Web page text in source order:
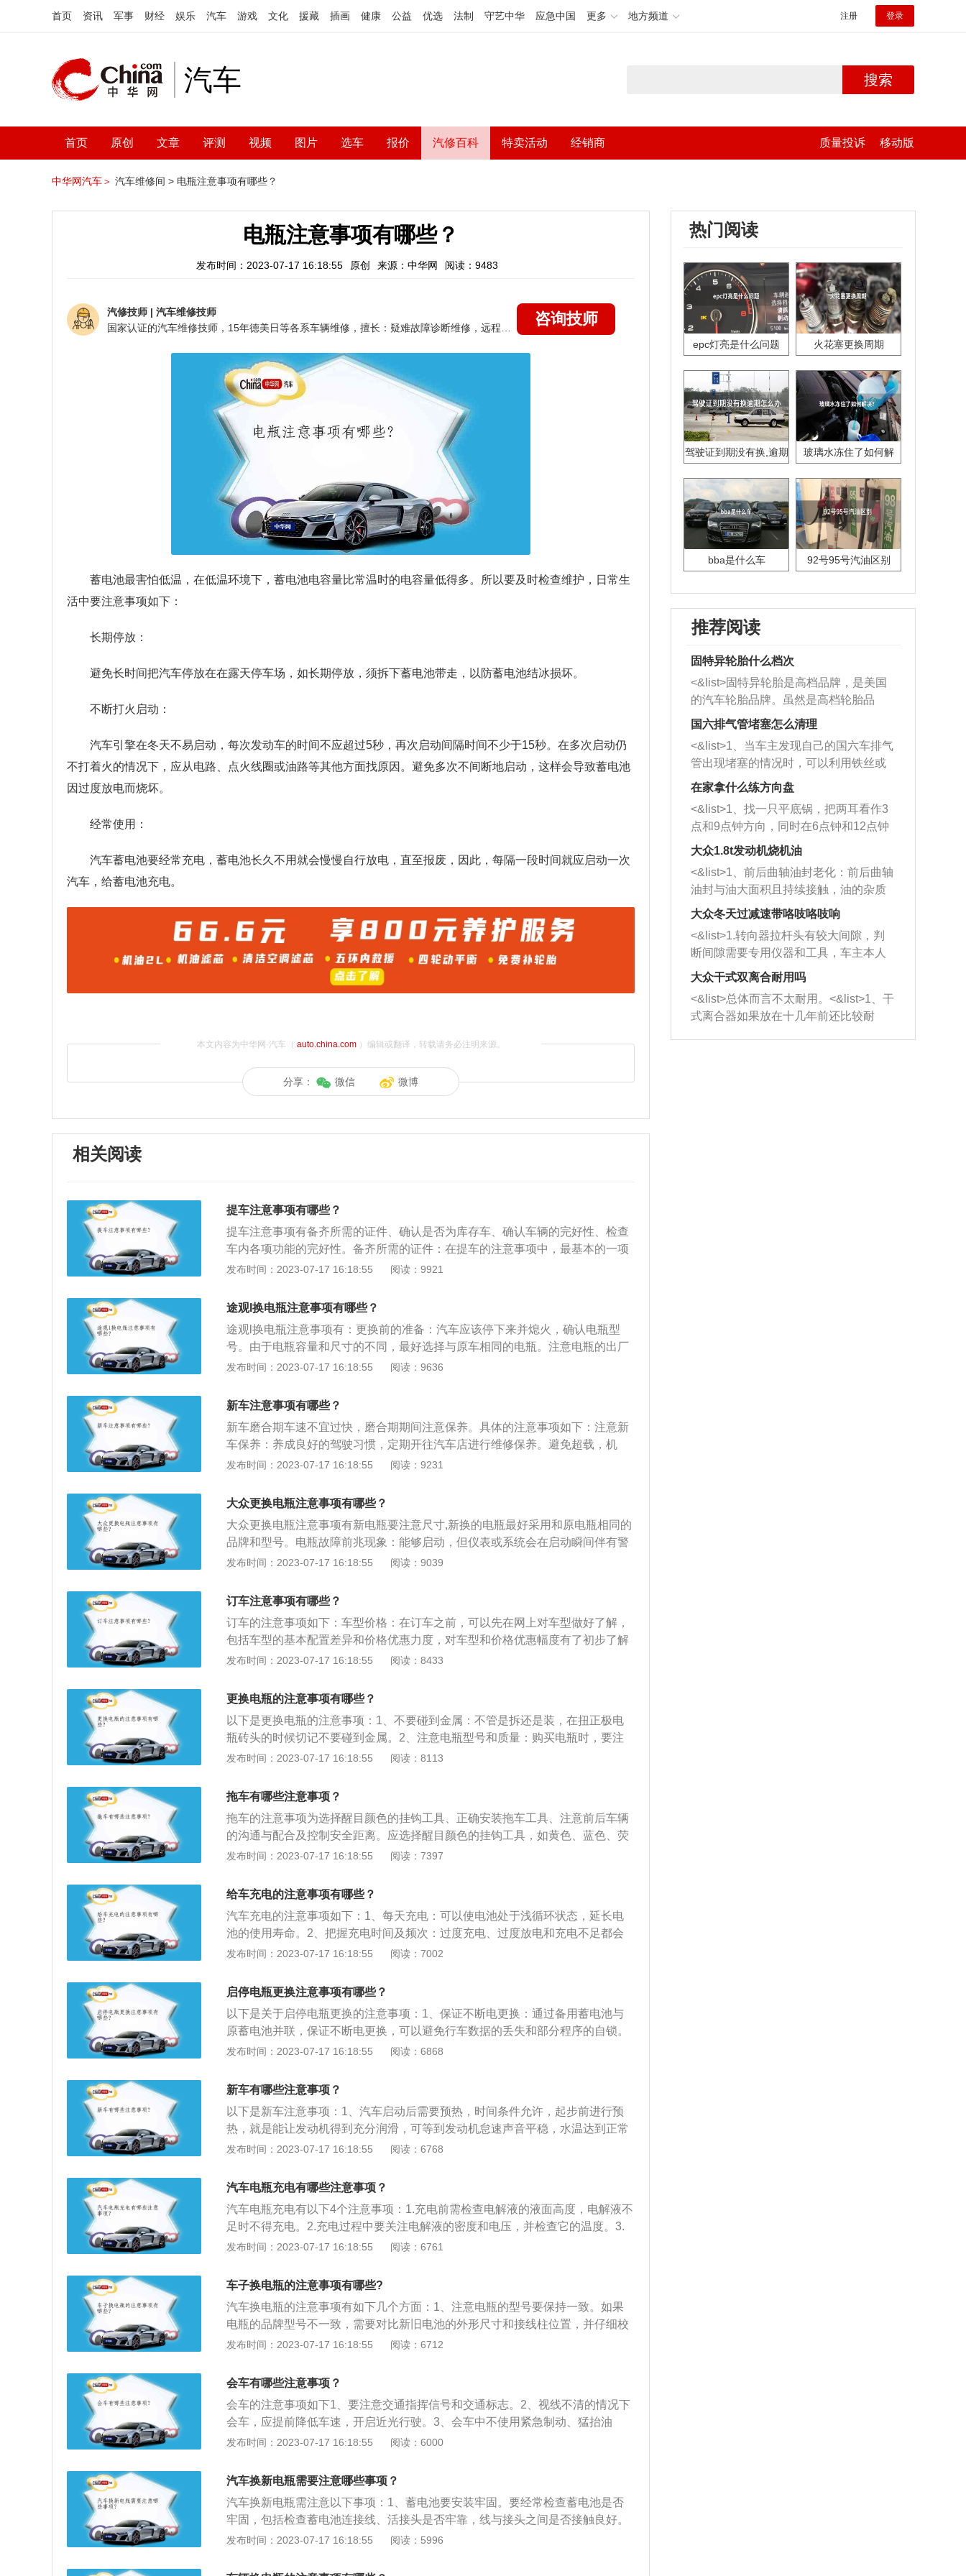
首页 资讯 军事 财经 娱乐 汽车 游戏 文化 援藏 插画 健康 公益 优选 法制 守艺中华 应急中国 更多 地方频道 注册 登录
汽车 搜索
首页 原创 文章 评测 视频 图片 选车 报价 汽修百科 特卖活动 经销商 质量投诉 移动版
中华网汽车＞ 汽车维修间 > 电瓶注意事项有哪些？
电瓶注意事项有哪些？
发布时间：2023-07-17 16:18:55 原创 来源：中华网 阅读：9483
汽修技师 | 汽车维修技师
咨询技师
蓄电池最害怕低温，在低温环境下，蓄电池电容量比常温时的电容量低得多。所以要及时检查维护，日常生
活中要注意事项如下：
长期停放：
避免长时间把汽车停放在在露天停车场，如长期停放，须拆下蓄电池带走，以防蓄电池结冰损坏。
不断打火启动：
汽车引擎在冬天不易启动，每次发动车的时间不应超过5秒，再次启动间隔时间不少于15秒。在多次启动仍
不打着火的情况下，应从电路、点火线圈或油路等其他方面找原因。避免多次不间断地启动，这样会导致蓄电池
因过度放电而烧坏。
经常使用：
汽车蓄电池要经常充电，蓄电池长久不用就会慢慢自行放电，直至报废，因此，每隔一段时间就应启动一次
汽车，给蓄电池充电。
本文内容为中华网·汽车（ auto.china.com）编辑或翻译，转载请务必注明来源。
分享： 微信 微博
相关阅读
提车注意事项有哪些？
提车注意事项有备齐所需的证件、确认是否为库存车、确认车辆的完好性、检查
车内各项功能的完好性。备齐所需的证件：在提车的注意事项中，最基本的一项
就是保持证件资料的完整。这当中最主要的就是车辆合格证、三包服务卡和车辆
备齐这些证件。确认是否为库存车：对于马上要提新车，车辆当然是越新越好，
也就是离生产日期越近越好，有这么一个概念，从生产日期到提车的那个点超过
三个月，那就属于库存车。虽然并不是那么绝对，但是也可以参考一下。确认车
辆的完好性：可以从检查发动机来确认，如果发动机在之前较长期的被使用，那
么机油或者是油液都会损耗较大。并且发动机的一些地方还会有灰尘，或者是污
方法。检查车内各项功能的完好性：在有条件的情况下，可以试车。如果条件不
足，也一定要检查车内各项功能，例如中控、车灯以及空调系统等，排除小部分
零件损坏的可能性，避免将来需要维修。
发布时间：2023-07-17 16:18:55 阅读：9921
途观l换电瓶注意事项有哪些？
途观l换电瓶注意事项有：更换前的准备：汽车应该停下来并熄火，确认电瓶型
号。由于电瓶容量和尺寸的不同，最好选择与原车相同的电瓶。注意电瓶的出厂
日期：购买电瓶后，需要仔细检查电瓶的出厂日期。一般来说，电瓶可以使用近
解时需要先负极后正极，安装时先正极后负极。在拆除电瓶正、负极时，正、负
极搭铁线不要碰到铁的部位。
发布时间：2023-07-17 16:18:55 阅读：9636
新车注意事项有哪些？
新车磨合期车速不宜过快，磨合期期间注意保养。具体的注意事项如下：注意新
车保养：养成良好的驾驶习惯，定期开往汽车店进行维修保养。避免超载，机
油，滤清器要定期更换，轮胎定期保养。检查机油及冷却液：新车磨合期间应经
一定公里数后(在磨合期内或结束后)要及时到服务站进行车辆的检查、保养，更
换机油、机滤等，并全面检查底盘系统。
发布时间：2023-07-17 16:18:55 阅读：9231
大众更换电瓶注意事项有哪些？
大众更换电瓶注意事项有新电瓶要注意尺寸,新换的电瓶最好采用和原电瓶相同的
品牌和型号。电瓶故障前兆现象：能够启动，但仪表或系统会在启动瞬间伴有警
示音。电压不足表现现象：一种是遥控开门、仪表、收音机等；低电流用电设备
无法启动。原因是电瓶电压过低导致模块的无法正常运行，系统无法解锁导。彻
底没电表现现象：遥控无法开门，无任何反应。
发布时间：2023-07-17 16:18:55 阅读：9039
订车注意事项有哪些？
订车的注意事项如下：车型价格：在订车之前，可以先在网上对车型做好了解，
包括车型的基本配置差异和价格优惠力度，对车型和价格优惠幅度有了初步了解
之后，再到4S店和销售顾问进行谈判，建议货比三家。车辆信息：在订车之前，
识号码同时写明，避免到时候提车出现变数。订车合同：签订合同前，需要先把
价格和赠送的东西谈好，写合同要注意订单类型。另外还有保险和购置税的代办
费用也要约定备注清楚，包括订金和提车时间也要备注好，违约责任也要明确，
预防以后发生纠纷。
发布时间：2023-07-17 16:18:55 阅读：8433
更换电瓶的注意事项有哪些？
以下是更换电瓶的注意事项：1、不要碰到金属：不管是拆还是装，在扭正极电
瓶砖头的时候切记不要碰到金属。2、注意电瓶型号和质量：购买电瓶时，要注
意应该和原车电瓶型号一致，这样才能正常的使用。同时建议使用大品牌的电
来说，近3个月的电瓶都可以使用，出厂时间超过半年的电瓶，就会影响使用寿
命。4、不断电更换：更换时，要不断电更换，这样能避免内的一些电子设备重
置。5、更换完成后：对于新电瓶来说，刚装上后应该跑半小时，这样电瓶能充
上电，保证电量充足；同时要试一试车内的各个电子设备是否正常，比如升降玻
璃、音箱设备等。
发布时间：2023-07-17 16:18:55 阅读：8113
拖车有哪些注意事项？
拖车的注意事项为选择醒目颜色的挂钩工具、正确安装拖车工具、注意前后车辆
的沟通与配合及控制安全距离。应选择醒目颜色的挂钩工具，如黄色、蓝色、荧
光绿色、荧光红色等。将彩色条挂在拖车工具上，晚上拖曳时尽量使用拖缆或带
钩位置。如果故障车是左钩，那么拖车也应该选择左钩，以确保在道路上直行，
并且在安装拖车钩时请务必事后检查以确保拖车钩安装牢固，以防止拖车钩在使
用过程中突然弹出并伤人。注意前后车辆的沟通与配合。拖车前的驾驶员之间应
建立合理的行驶路线，以避免复杂的路况和拥挤的路段。控制安全距离。为了防
止在使用拖缆拖车时发生追尾事故，必须掌握车辆的距离和速度，通常拖车绳的
绳保持张紧状态，拖车的速度控制在20km/h以下。
发布时间：2023-07-17 16:18:55 阅读：7397
给车充电的注意事项有哪些？
汽车充电的注意事项如下：1、每天充电：可以使电池处于浅循环状态，延长电
池的使用寿命。2、把握充电时间及频次：过度充电、过度放电和充电不足都会
缩短电瓶寿命，应把握充电的时间和频次，避免电池受损。3、避免充电时插头
除氧化物或更换接插件。4、避免颠簸，保持通风：务必要遵循说明书上关于保
护充电器的说明，尽量保护好充电器，防止发生振动的颠簸。充电的时候要保持
充电器的通风，否则不但影响充电器的寿命，还会影响充电状态，对电池形成损
伤。5、定期放电：电池定期进行一次深放电有利于"活化"电池，提升电池的容
量。
发布时间：2023-07-17 16:18:55 阅读：7002
启停电瓶更换注意事项有哪些？
以下是关于启停电瓶更换的注意事项：1、保证不断电更换：通过备用蓄电池与
原蓄电池并联，保证不断电更换，可以避免行车数据的丢失和部分程序的自锁。
2、通过解码设备：需要更换AGM电池时，一定要通过解码设备进行“记录电池更
业匹配/解码设备，对电池管理系统的车辆进行电池注册，清除故障码。
发布时间：2023-07-17 16:18:55 阅读：6868
新车有哪些注意事项？
以下是新车注意事项：1、汽车启动后需要预热，时间条件允许，起步前进行预
热，就是能让发动机得到充分润滑，可等到发动机怠速声音平稳，水温达到正常
才行驶。2、避免负荷过重，新车初期最好不要负载过重，不要超过最高载荷的8
位，应该合理使用档位，让各个档位接受磨合。4、不要时常使用紧急制动，发
动机出现负荷，制动系统工作会受影响。
发布时间：2023-07-17 16:18:55 阅读：6768
汽车电瓶充电有哪些注意事项？
汽车电瓶充电有以下4个注意事项：1.充电前需检查电解液的液面高度，电解液不
足时不得充电。2.充电过程中要关注电解液的密度和电压，并检查它的温度。3.
充电室内要通风良好，且严禁烟火。4.在无人看守的情况下禁止充电。判断充电
2.测量单个电池电压值大小，如果电压3秒内不波动，达到2.7V，表明充电完毕。
3.测量电解液的相对密度，如密度3h内不再波动，达到最大值，表示充电完毕。
发布时间：2023-07-17 16:18:55 阅读：6761
车子换电瓶的注意事项有哪些?
汽车换电瓶的注意事项有如下几个方面：1、注意电瓶的型号要保持一致。如果
电瓶的品牌型号不一致，需要对比新旧电池的外形尺寸和接线柱位置，并仔细校
对电瓶容量和冷起动电流参数等，避免汽车冷起动困难。2、条件允许的情况下
生“虚电”的情况，这种情况下需要对电瓶进行充电。3、电池安装完成后需查看车
内其他电子设备的状况，比如升降玻璃、汽车音响等，保证汽车之后能够正常工
作。
发布时间：2023-07-17 16:18:55 阅读：6712
会车有哪些注意事项？
会车的注意事项如下1、要注意交通指挥信号和交通标志。2、视线不清的情况下
会车，应提前降低车速，开启近光行驶。3、会车中不使用紧急制动、猛抬油
门、猛打方向盘。4、忌在障碍物处会车。5、忌在窄桥、窄路、隧道、急转弯等
行驶时，遇对面来车在近距离内超车时，应靠右减速慢行，做好随时停车的准
备；若遇对方车辆强行占道，应尽可能让出车道，甚至停车礼让。8、会车时，
还要特别注意道路上的行人和非机动车情况，看清预计会车地点的行人动态。当
行人被来车挡住时，要防止这些行人忽略本车，因此，要鸣号示意。
发布时间：2023-07-17 16:18:55 阅读：6000
汽车换新电瓶需要注意哪些事项？
汽车换新电瓶需注意以下事项：1、蓄电池要安装牢固。要经常检查蓄电池是否
牢固，包括检查蓄电池连接线、活接头是否牢靠，线与接头之间是否接触良好。
否则车子在颠簸路况行驶时，导致蓄电池抖动甚至脱落而损坏，连接线松脱将有
再次启动间隔不要少于15秒。如果多次启动仍打不着车，切忌长时间不断打火，
发布时间：2023-07-17 16:18:55 阅读：5996
热门阅读
epc灯亮是什么问题 火花塞更换周期
驾驶证到期没有换,逾期
玻璃水冻住了如何解
bba是什么车 92号95号汽油区别
推荐阅读
固特异轮胎什么档次
<&list>固特异轮胎是高档品牌，是美国
的汽车轮胎品牌。虽然是高档轮胎品
牌，但是中高低端的轮胎都有生产，这
也是为了更好的开拓市场。
国六排气管堵塞怎么清理
<&list>1、当车主发现自己的国六车排气
管出现堵塞的情况时，可以利用铁丝或
者是细棍，直接将杂物给取出来，如果
堵塞情况比较严重，也可以采取应急措
施。 <&list>2、直接利用木棍将所有的
杂物推到排气管里面的位置处，然后将
三元催化器拆解开，就可以将堵塞的东
西取出来。但如果是因为积碳过多引起
的堵塞，就需要将三元催化器泡在草酸
洗剂对堵塞的情况得到解决，将清洗剂
放在燃油箱中，与燃油混合后，车辆启
动时，就可以和汽油一起进入到燃烧
室，最后形成废气排出，就可以让三元
催化器得到清洗，排气管堵塞的情况就
能够得到解决。
在家拿什么练方向盘
<&list>1、找一只平底锅，把两耳看作3
点和9点钟方向，同时在6点钟和12点钟
方向做一个标记。 <&list>2、双手握住
一圈半的练习，往右同样也要打相同的
圈数。 <&list>3、最后强调要反复练
习，这样就可以形成肌肉记忆，在真实
驾驶车辆时，不需要记忆也能打好方
向。
大众1.8t发动机烧机油
<&list>1、前后曲轴油封老化：前后曲轴
油封与油大面积且持续接触，油的杂质
和发动机内持续温度变化使其密封效果
逐渐减弱，导致渗油或漏油。<&list>2、
活塞间隙过大：积碳会使活塞环与缸体
的间隙扩大，导致机油流入燃烧室中，
造成烧机油。<&list>3、机油粘度。使用
机油粘度过小的话，同样会有烧机油现
象，机油粘度过小具有很好的流动性，
大众冬天过减速带咯吱咯吱响
<&list>1.转向器拉杆头有较大间隙，判
断间隙需要专用仪器和工具，车主本人
无法制作，需要将车辆送到修理厂或4s
店；<&list>2.车辆半轴套管防尘罩破
裂，破裂后会出现漏油现象，使半轴磨
损严重，磨损的半轴容易损坏，产生异
响；<&list>3.稳定器的转向胶套和球头
大众干式双离合耐用吗
<&list>总体而言不太耐用。<&list>1、干
式离合器如果放在十几年前还比较耐